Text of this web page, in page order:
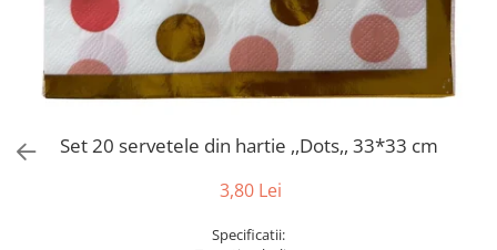
Vaze din sticla
Vase din ceramica
Scaune
Scabiosa
Tropicale
Bujor
Kit-uri Baloane
Rafii, clipsuri,pompe
Accesorii petrecere
Cake toppers
Ochelari party
Set 20 servetele din hartie ,,Dots,, 33*33 cm
3,80 Lei
Specificatii: